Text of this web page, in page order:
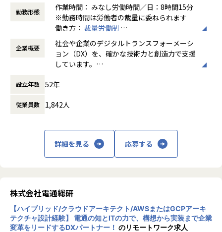
活発になっている中、当社ではお客様のデータドリブン経営
を推進していきます。
豊富なITソリューション導入実績とデータマネジメントの視
タの利活用を支援いたします。
【業務の変更の範囲】
トにおけるインフラ領域の推進・マネジメントをご担当いた
だきます。
■当ポジションの魅力
・クラウドネイティブなシステム/製品開発経験
クラウドのスケーラビリティ・弾力性・自動化を最大限活
ルの幅を広げることができます。
・お客様の重要システムを支える責任とやりがい
金融機関・商社向けの業務システムは企業の中核となる重
らお客様とともに支えるやりがいがあります。
・お客様のビジネスご担当やシステム担当との協働
弊社はプライムベンダーとして参画する事が多く、お客様
多様な案件/製品開発を通じて、インフラ・クラウドアーキ
テクトの技術力に加え、プロジェクト推進力・調整力・管理
力を磨くことができ、成長を実感できます。
勤務形態
作業時間： みなし労働時間／日：8時間15分
※勤務時間は労働者の裁量に委ねられます
働き方： 裁量労働制
時間外労働の有無： 有（月平均10時間～30
時間）
休憩時間： 60分
企業概要
社会や企業のデジタルトランスフォーメーシ
ョン（DX）を、確かな技術力と創造力で支援
しています。
関や製造業のトップクラスの企業と直接取引
ョンを提供しています。
設立年数 52年
従業員数 1,842人
詳細を見る 応募する
株式会社電通総研
【ハイブリッド/クラウドアーキテクト/AWSまたはGCPアーキ
テクチャ設計経験】 電通の知とITの力で、構想から実装まで企業
変革をリードするDXパートナー！ のリモートワーク求人